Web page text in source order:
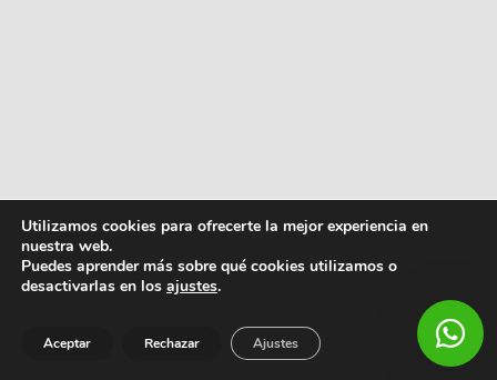
Utilizamos cookies para ofrecerte la mejor experiencia en
nuestra web.
Puedes aprender más sobre qué cookies utilizamos o
desactivarlas en los ajustes.
Aceptar Rechazar Ajustes